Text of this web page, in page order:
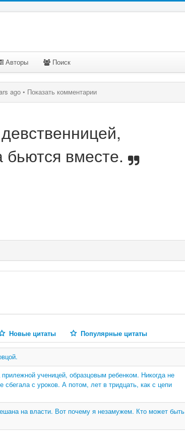
Авторы Поиск
ago • Показать комментарии
вместе.
Новые цитаты Популярные цитаты
ученицей, образцовым ребенком. Никогда не
сбегала с уроков. А потом, лет в тридцать, как с цепи
на власти. Вот почему я незамужем. Кто может быть